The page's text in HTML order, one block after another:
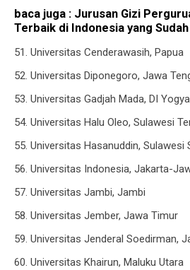
baca juga : Jurusan Gizi
Terbaik di Indonesia yang
51. Universitas Cenderawasih, Papua
52. Universitas Diponegoro, Jawa
53. Universitas Gadjah Mada, DI
54. Universitas Halu Oleo, Sulawesi
55. Universitas Hasanuddin, Sulawesi
56. Universitas Indonesia, Jakarta-
57. Universitas Jambi, Jambi
58. Universitas Jember, Jawa Timur
59. Universitas Jenderal Soedirman,
60. Universitas Khairun, Maluku Utara